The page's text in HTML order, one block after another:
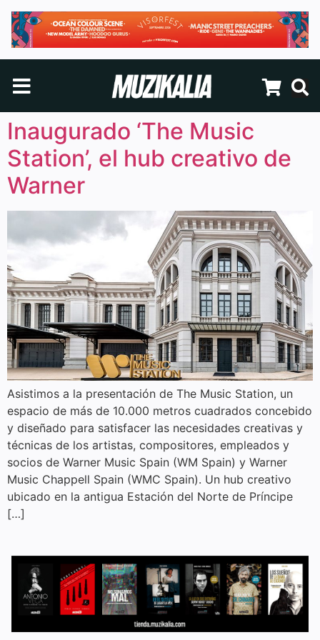
Inaugurado ‘The Music
Station’, el hub creativo de
Warner
Asistimos a la presentación de The Music Station, un
espacio de más de 10.000 metros cuadrados concebido
y diseñado para satisfacer las necesidades creativas y
técnicas de los artistas, compositores, empleados y
socios de Warner Music Spain (WM Spain) y Warner
Music Chappell Spain (WMC Spain). Un hub creativo
ubicado en la antigua Estación del Norte de Príncipe
[…]